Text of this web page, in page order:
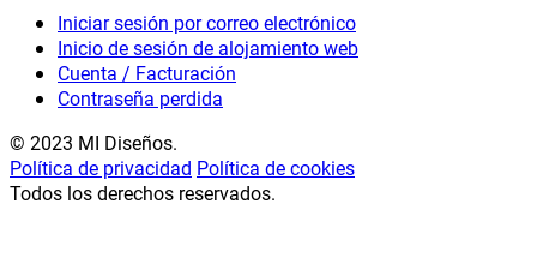
Iniciar sesión por correo electrónico
Inicio de sesión de alojamiento web
Cuenta / Facturación
Contraseña perdida
© 2023 MI Diseños.
Política de privacidad Política de cookies
Todos los derechos reservados.